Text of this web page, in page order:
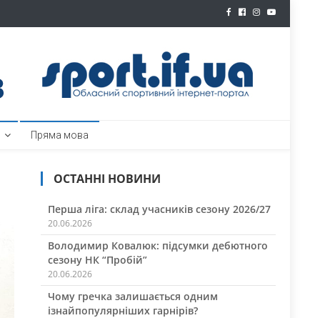
Пряма мова
ОСТАННІ НОВИНИ
Перша ліга: склад учасників сезону 2026/27
20.06.2026
Володимир Ковалюк: підсумки дебютного
сезону НК “Пробій”
20.06.2026
Чому гречка залишається одним
ізнайпопулярніших гарнірів?